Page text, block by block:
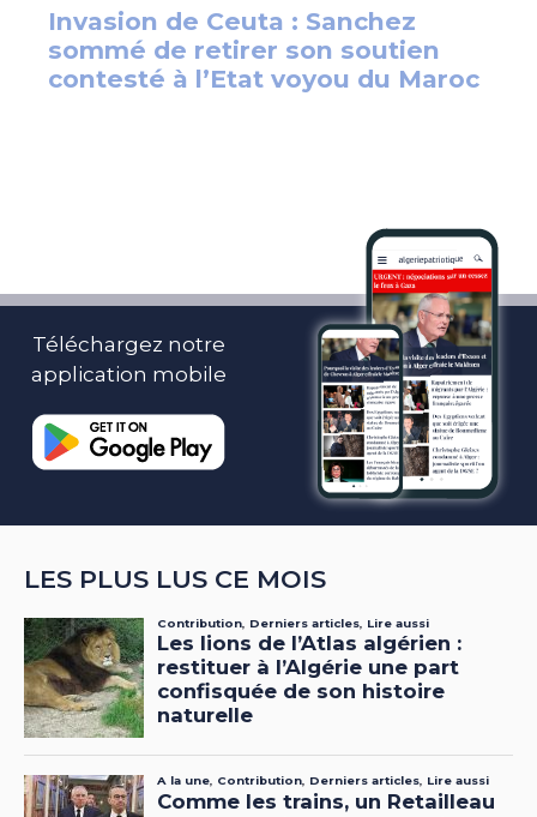
Téléchargez notre
application mobile
LES PLUS LUS CE MOIS